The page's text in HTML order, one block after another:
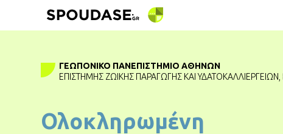
ΓΕΩΠΟΝΙΚΌ ΠΑΝΕΠΙΣΤΉΜΙΟ ΑΘΗΝΏΝ
ΕΠΙΣΤΉΜΗΣ ΖΩΙΚΉΣ ΠΑΡΑΓΩΓΉΣ ΚΑΙ ΥΔΑΤΟΚΑΛΛΙΕΡΓΕΙΏΝ
Ολοκληρωμένη